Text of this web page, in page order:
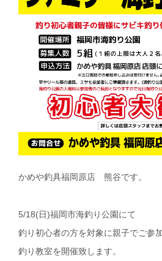
かめや釣具福岡原店 熊谷です。
5/18(日)福岡市海釣り公園にて
釣り初心者の方を対象に親子でご参
釣り教室を開催致します。